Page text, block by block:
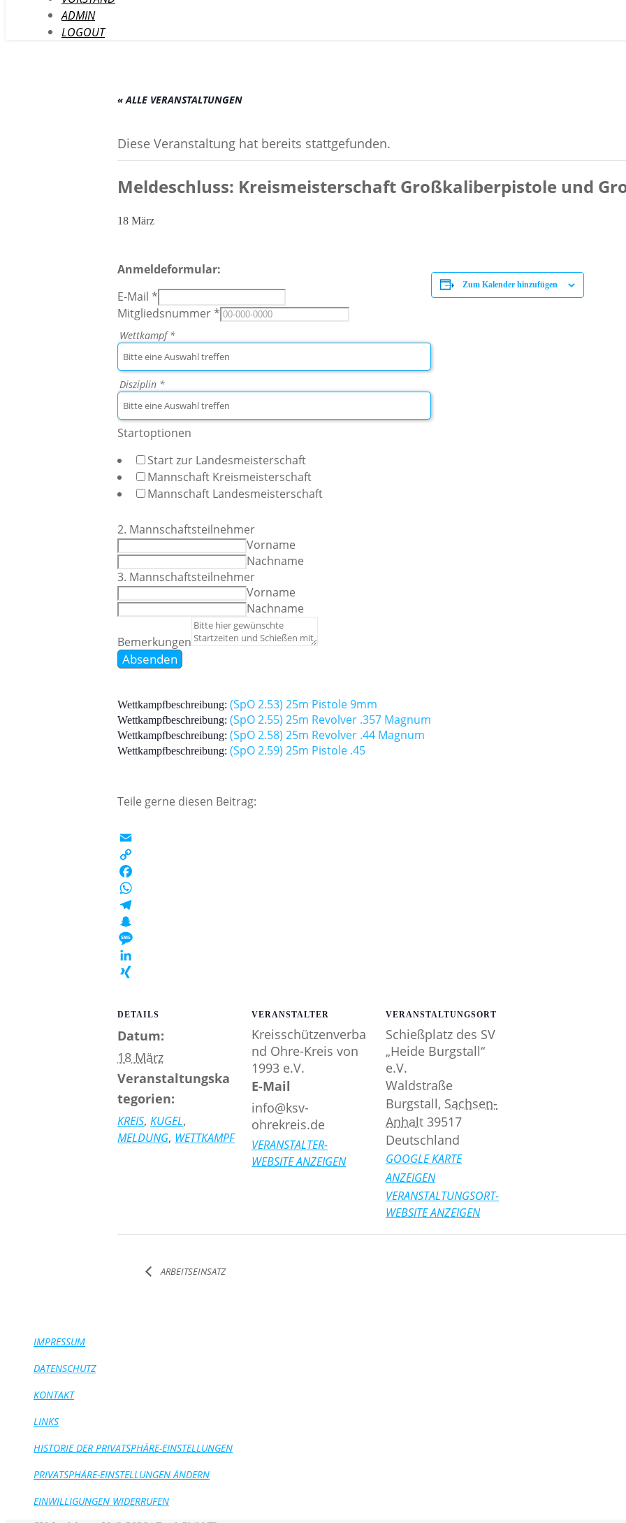
ADMIN
LOGOUT
« ALLE VERANSTALTUNGEN
Diese Veranstaltung hat bereits stattgefunden.
Meldeschluss: Kreismeisterschaft Großkaliberpistole und
18 März
Anmeldeformular:
E-Mail *
Mitgliedsnummer*
Wettkampf*
Disziplin *
Startoptionen
Start zur Landesmeisterschaft
Mannschaft Kreismeisterschaft
Mannschaft Landesmeisterschaft
2. Mannschaftsteilnehmer
Vorname
Nachname
3. Mannschaftsteilnehmer
Vorname
Nachname
Bemerkungen
Absenden
Wettkampfbeschreibung: (SpO 2.53) 25m Pistole 9mm
Wettkampfbeschreibung: (SpO 2.55) 25m Revolver .357 Magnum
Wettkampfbeschreibung: (SpO 2.58) 25m Revolver .44 Magnum
Wettkampfbeschreibung: (SpO 2.59) 25m Pistole .45
Teile gerne diesen Beitrag:
EMAIL
COPY
LINK
FACEBOOK
WHATSAPP
TELEGRAM
SNAPCHAT
MESSAGE
LINKEDIN
Zum Kalender hinzufügen
DETAILS
Datum:
18 März
Veranstaltungska
tegorien:
KREIS, KUGEL,
MELDUNG, WETTKAMPF
VERANSTALTER
Kreisschützenverba
nd Ohre-Kreis von
1993 e.V.
E-Mail
info@ksv-
ohrekreis.de
VERANSTALTER-
WEBSITE ANZEIGEN
VERANSTALTUNGSORT
Schießplatz des SV
„Heide Burgstall“
e.V.
Waldstraße
Burgstall, Sachsen-
Anhalt 39517
Deutschland
GOOGLE KARTE
ANZEIGEN
VERANSTALTUNGSORT-
WEBSITE ANZEIGEN
ARBEITSEINSATZ
IMPRESSUM
DATENSCHUTZ
KONTAKT
LINKS
HISTORIE DER PRIVATSPHÄRE-EINSTELLUNGEN
PRIVATSPHÄRE-EINSTELLUNGEN ÄNDERN
EINWILLIGUNGEN WIDERRUFEN